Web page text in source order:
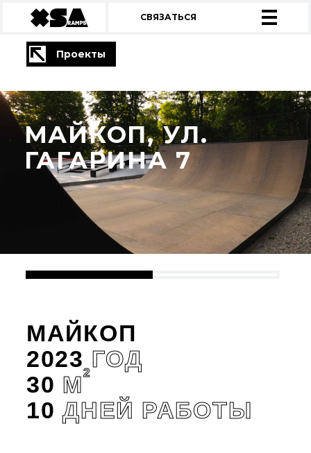
СВЯЗАТЬСЯ
Проекты
МАЙКОП, УЛ.
ГАГАРИНА 7
МАЙКОП
2023 ГОД
30 М2
10 ДНЕЙ РАБОТЫ